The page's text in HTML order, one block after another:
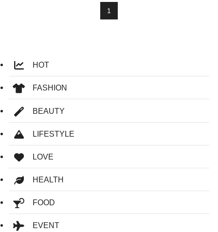
1
HOT
FASHION
BEAUTY
LIFESTYLE
LOVE
HEALTH
FOOD
EVENT